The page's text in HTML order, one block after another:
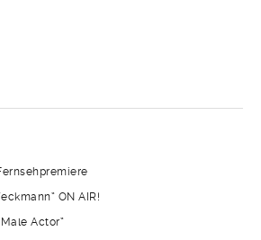
ON AIR!
Actor”